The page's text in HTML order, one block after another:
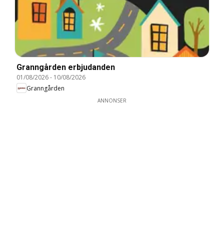
Granngården erbjudanden
01/08/2026- 10/08/2026
Granngården
ANNONSER